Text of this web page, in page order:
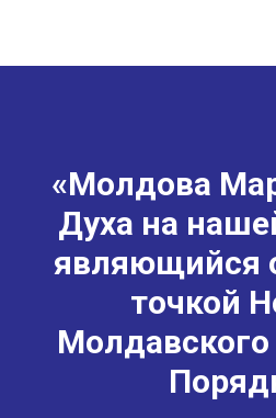
«Молдова
Духа на
являющийся
точкой